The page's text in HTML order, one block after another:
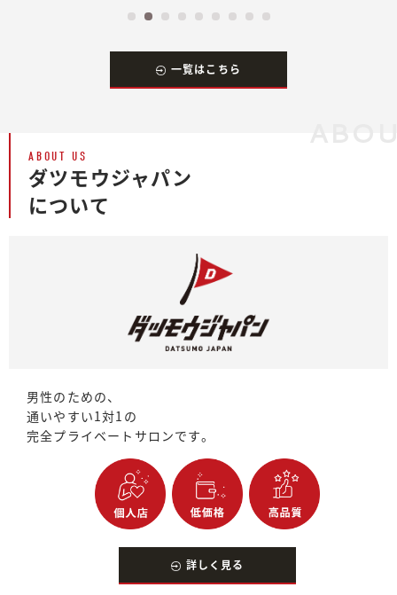
一覧はこちら
ABOUT US
ダツモウジャパン
について
男性のための、
通いやすい1対1の
完全プライベートサロンです。
詳しく見る